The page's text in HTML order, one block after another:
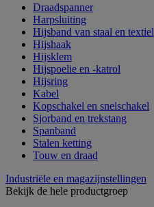
Draadspanner
Harpsluiting
Hijsband van staal en textiel
Hijshaak
Hijsklem
Hijspoelie en -katrol
Hijsring
Kabel
Kopschakel en snelschakel
Sjorband en trekstang
Spanband
Stalen ketting
Touw en draad
Industriële en magazijnstellingen
Bekijk de hele productgroep